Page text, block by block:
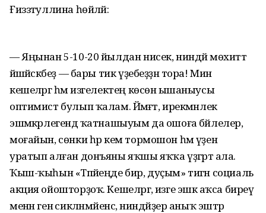
Ғиззәтуллина һөйләй:
— Яңынан 5-10-20 йылдан нисек, ниндәй мөхиттә
йәшәйәсәкбеҙ — бары тик үҙебеҙҙән тора! Мин
кешеләргә һәм изгелектең көсөнә ышаныусы
оптимист булып ҡалам. Йәмәғәт, ирекмәнлек
эшмәкәрлегендә ҡатнашыуым да ошоға бәйлелер,
моғайын, сөнки һәр кем тормошон һәм үҙен
уратып алған донъяны яҡшы яҡҡа үҙгәртә ала.
Ҡыш-ҡыһын «Тәпәйеңде бир, дуҫым» тигән социаль
акция ойошторҙоҡ. Кешеләргә, изге эшкә аҡса биреү
менән генә сикләнмәйенсә, ниндәйҙер аныҡ эштәр